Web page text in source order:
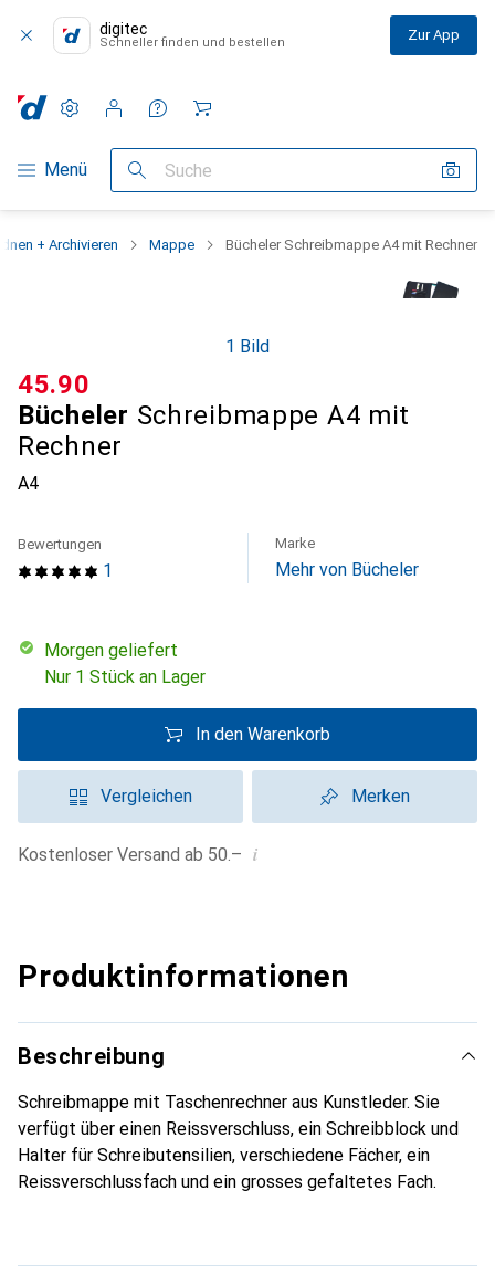
digitec
Schneller finden und bestellen Zur App
Navigation nach Kategorien
Menü Suche
Einstellungen
Kundenkonto
Vergleichslisten
Merklisten
Warenkorb
+ Archivieren Mappe Bücheler Schreibmappe A4 mit Rechner
1 Bild
Bücheler Schreibmappe A4 mit
Rechner
A4
CHF
45.90
1
Bewertungen Marke
Mehr von Bücheler
morgen geliefert
Nur 1 Stück an Lager
In den Warenkorb
Vergleichen Merken
Kostenloser Versand ab 50.– i
Produktinformationen
Beschreibung
Schreibmappe mit Taschenrechner aus Kunstleder. Sie
verfügt über einen Reissverschluss, ein Schreibblock und
Halter für Schreibutensilien, verschiedene Fächer, ein
Reissverschlussfach und ein grosses gefaltetes Fach.